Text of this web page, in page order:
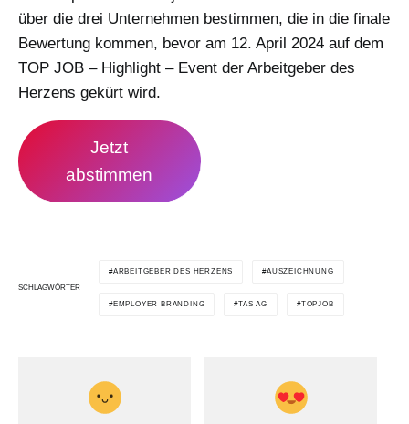
über die drei Unternehmen bestimmen, die in die finale
Bewertung kommen, bevor am 12. April 2024 auf dem
TOP JOB – Highlight – Event der Arbeitgeber des
Herzens gekürt wird.
Jetzt
abstimmen
SCHLAGWÖRTER
ARBEITGEBER DES HERZENS AUSZEICHNUNG
EMPLOYER BRANDING TAS AG TOPJOB